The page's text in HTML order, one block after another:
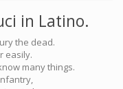
in Latino.
the dead.
easily.
many things.